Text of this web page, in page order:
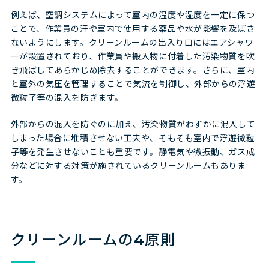
例えば、空調システムによって室内の温度や湿度を一定に保つ
ことで、作業員の汗や室内で使用する薬品や水が影響を及ぼさ
ないようにします。クリーンルームの出入り口にはエアシャワ
ーが設置されており、作業員や搬入物に付着した汚染物質を吹
き飛ばしてあらかじめ除去することができます。さらに、室内
と室外の気圧を管理することで気流を制御し、外部からの浮遊
微粒子等の混入を防ぎます。
外部からの混入を防ぐのに加え、汚染物質がわずかに混入して
しまった場合に堆積させない工夫や、そもそも室内で浮遊微粒
子等を発生させないことも重要です。静電気や微振動、ガス成
分などに対する対策が施されているクリーンルームもありま
す。
クリーンルームの4原則